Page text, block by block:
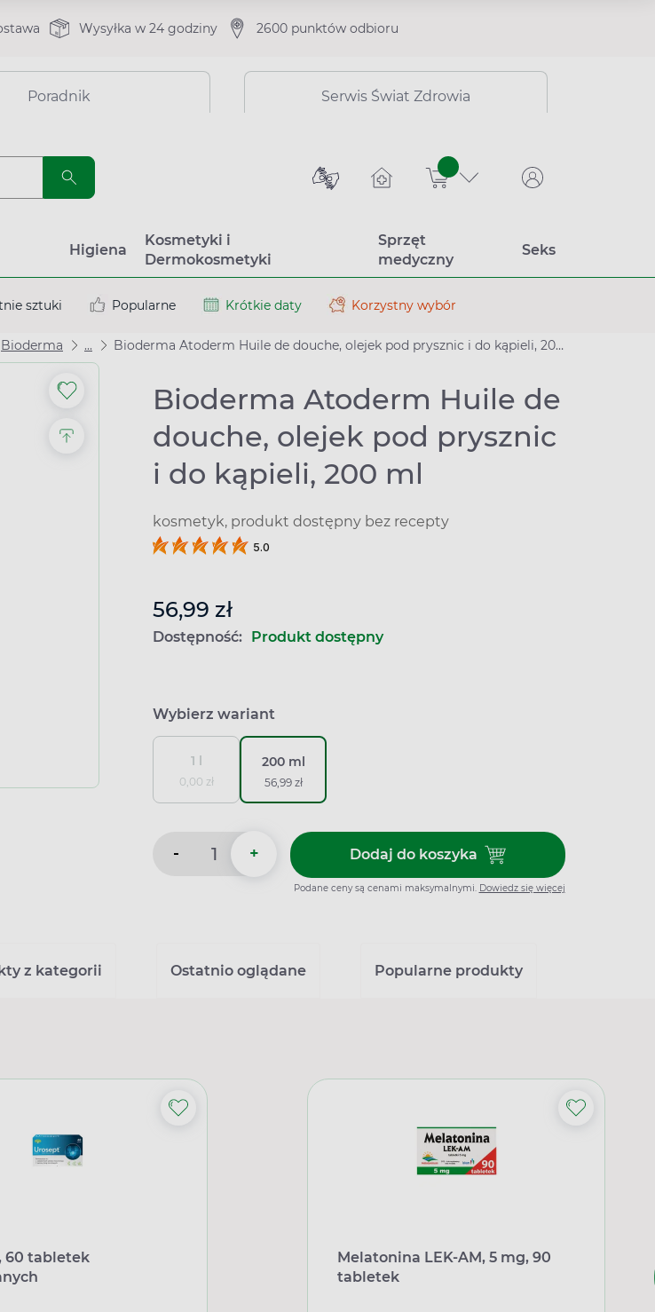
Wysyłka w 24 godziny 2600 punktów odbioru
Poradnik Serwis Świat Zdrowia
sztuk
Higiena
Kosmetyki i
Dermokosmetyki
Sprzęt
medyczny
Seks
sztuki Popularne Krótkie daty Korzystny wybór
Bioderma ... Bioderma Atoderm Huile de douche, olejek pod prysznic i do kąpieli, 200 ml
Bioderma Atoderm Huile de
douche, olejek pod prysznic
i do kąpieli, 200 ml
kosmetyk, produkt dostępny bez recepty
5.0
56,99 zł
Dostępność: Produkt dostępny
Wybierz wariant
1 l
0,00 zł
200 ml
56,99 zł
- + Dodaj do koszykaDodaj do koszyka Bioderma
Podane ceny są cenami maksymalnymi. Dowiedz się więcej
z kategorii Ostatnio oglądane Popularne produkty
60 tabletek
Melatonina LEK-AM, 5 mg, 90
tabletek